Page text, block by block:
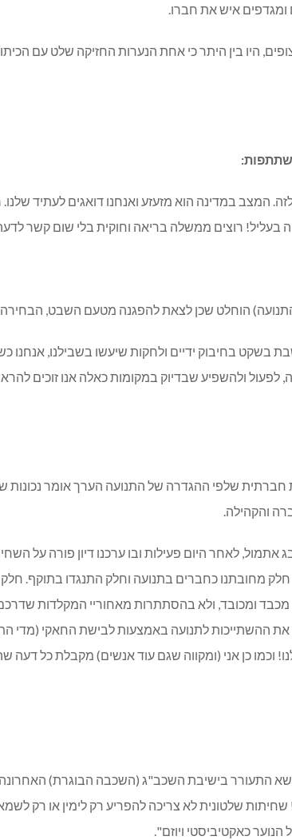
ומגדפים איש את חברו.
היו בין היתר כי אחת הנערות החזיקה שלט עם
המצב במדינה הוא מזעזע ואנחנו דואגים לעתיד
רוצים ממשלה בריאה וחוקית בלי שום קשר
הוחלט שכן לצאת להפגנה מטעם השבט,
בחיבוק ידיים ולחקות שיעשו בשבילנו, אנחנו
ולהשפיע שבדיוק במקומות כאלה אנו זוכים
מהם זה מעורבות חברתית שלפי ההגדרה של התנועה הערך
והקהילה.
לאחר היום פעילות ובו ערכנו דיון פורה על
חלק מחובתנו כחברים בתנועה וחלק התנגדו בתוקף.
ומכובד, ולא בהסתתרות מאחוריי המקלדות
ההשתייכות לתנועה באמצעות לבישת החאקי (מדי
כן אני (ומקווה שגם עוד אנשים) מקבלת כל דעה
התעורר בישיבת השכב"ג (השכבה הבוגרת)
שחיתות שלטונית לא צריכה להפריע רק לימין או רק
כאקטיביסטי ויוזם".